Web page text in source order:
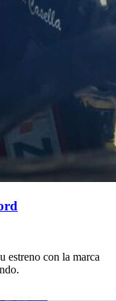
estreno con la marca